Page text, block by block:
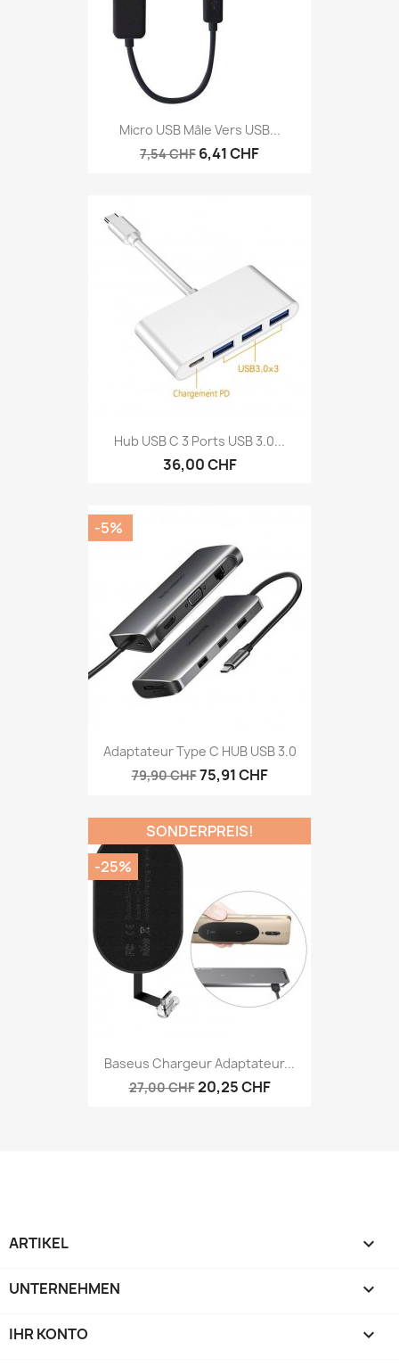
Micro USB Mâle Vers USB...
7,54 CHF 6,41 CHF
Hub USB C 3 Ports USB 3.0...
36,00 CHF
Adaptateur Type C HUB USB 3.0
79,90 CHF75,91 CHF
-5%
Baseus Chargeur Adaptateur...
27,00 CHF20,25 CHF
SONDERPREIS!
-25%
ARTIKEL 
UNTERNEHMEN 
IHR KONTO 